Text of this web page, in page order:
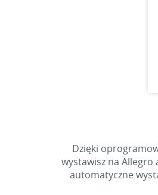
Dzięki
wystawisz na
automatyczne